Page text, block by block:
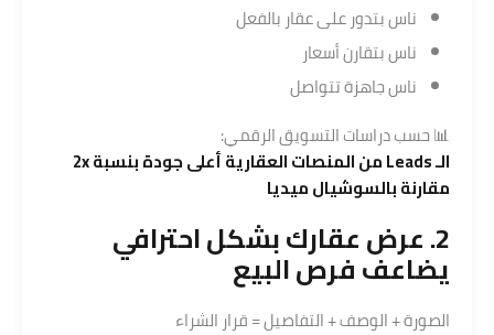
ناس بتدور على عقار بالفعل
ناس بتقارن أسعار
ناس جاهزة تتواصل
📊 حسب دراسات التسويق الرقمي:
الـ Leads من المنصات العقارية أعلى جودة بنسبة 2x
مقارنة بالسوشيال ميديا
2. عرض عقارك بشكل احترافي
يضاعف فرص البيع
الصورة + الوصف + التفاصيل = قرار الشراء